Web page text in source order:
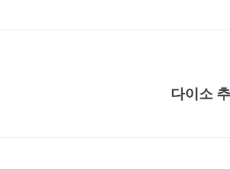
다이소